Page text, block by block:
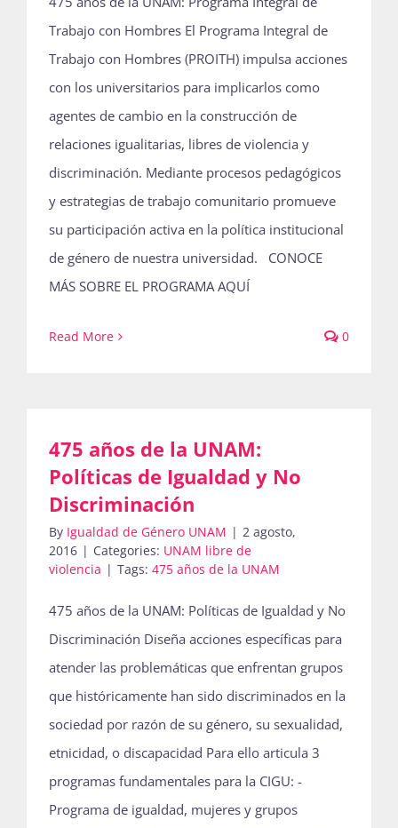
Trabajo con Hombres El Programa Integral de
Trabajo con Hombres (PROITH) impulsa acciones
con los universitarios para implicarlos como
agentes de cambio en la construcción de
relaciones igualitarias, libres de violencia y
discriminación. Mediante procesos pedagógicos
y estrategias de trabajo comunitario promueve
su participación activa en la política institucional
de género de nuestra universidad. CONOCE
MÁS SOBRE EL PROGRAMA AQUÍ
Read More 0
475 años de la UNAM:
Políticas de Igualdad y No
Discriminación
By Igualdad de Género UNAM | 2 agosto,
2016 | Categories: UNAM libre de
violencia | Tags: 475 años de la UNAM
475 años de la UNAM: Políticas de Igualdad y No
Discriminación Diseña acciones específicas para
atender las problemáticas que enfrentan grupos
que históricamente han sido discriminados en la
sociedad por razón de su género, su sexualidad,
etnicidad, o discapacidad Para ello articula 3
programas fundamentales para la CIGU: -
Programa de igualdad, mujeres y grupos